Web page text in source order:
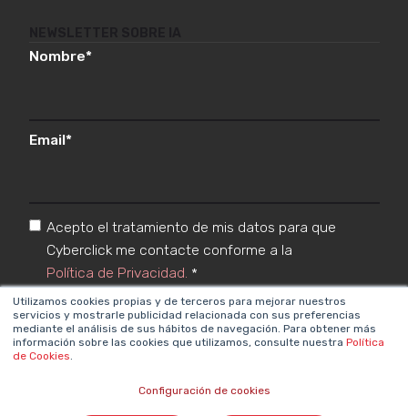
Utilizamos cookies propias y de terceros para mejorar nuestros
servicios y mostrarle publicidad relacionada con sus preferencias
mediante el análisis de sus hábitos de navegación. Para obtener más
información sobre las cookies que utilizamos, consulte nuestra Política
de Cookies.
Configuración de cookies
Nombre*
Email*
Acepto el tratamiento de mis datos para que
Cyberclick me contacte conforme a la
Política de Privacidad. *